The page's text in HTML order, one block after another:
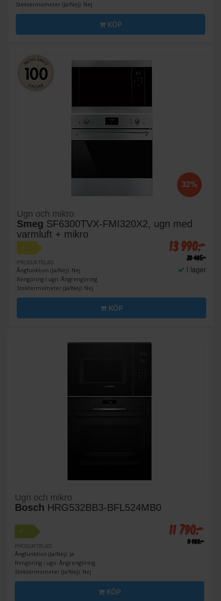
Stektermometer (Ja/Nej): Nej
KÖP
32%
Ugn och mikro
Smeg SF6300TVX-FMI320X2, ugn med
varmluft + mikro
A
PRODUKTBLAD
Ångfunktion (Ja/Nej): Nej
Rengöring i ugn: Ångrengöring
Stektermometer (Ja/Nej): Nej
13 990:-
20 485:-
I lager
KÖP
Ugn och mikro
Bosch HRG532BB3-BFL524MB0
A+
PRODUKTBLAD
Ångfunktion (Ja/Nej): Ja
Rengöring i ugn: Ångrengöring
Stektermometer (Ja/Nej): Nej
11 790:-
11 980:-
KÖP